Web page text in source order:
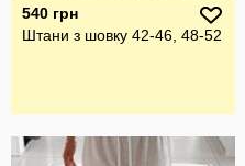
540 грн
Штани з шовку 42-46, 48-52